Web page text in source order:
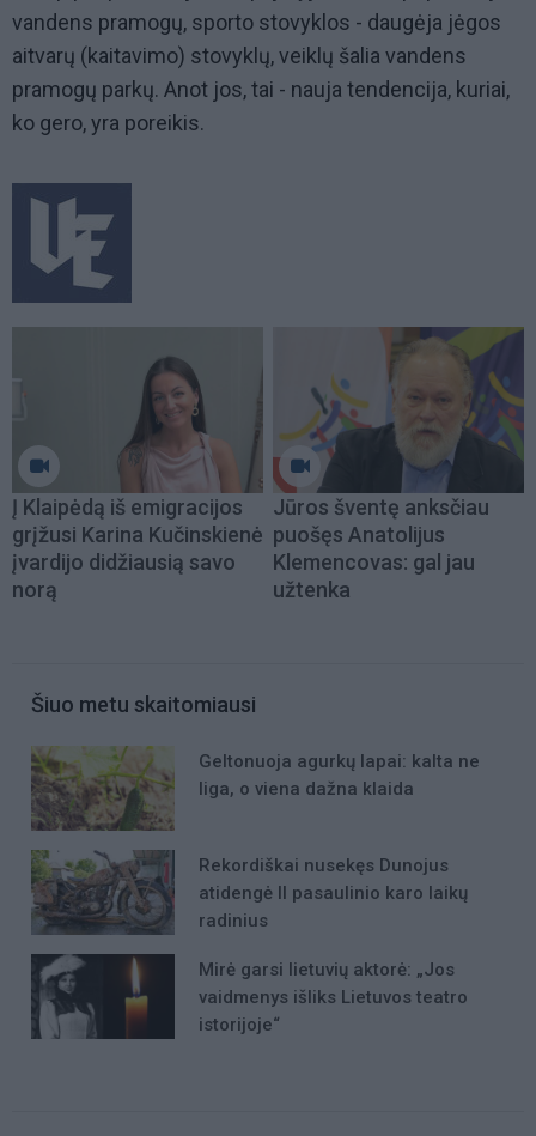
vandens pramogų, sporto stovyklos - daugėja jėgos
aitvarų (kaitavimo) stovyklų, veiklų šalia vandens
pramogų parkų. Anot jos, tai - nauja tendencija, kuriai,
ko gero, yra poreikis.
Į Klaipėdą iš emigracijos
grįžusi Karina Kučinskienė
įvardijo didžiausią savo
norą
Jūros šventę anksčiau
puošęs Anatolijus
Klemencovas: gal jau
užtenka
Šiuo metu skaitomiausi
Geltonuoja agurkų lapai: kalta ne
liga, o viena dažna klaida
Rekordiškai nusekęs Dunojus
atidengė II pasaulinio karo laikų
radinius
Mirė garsi lietuvių aktorė: „Jos
vaidmenys išliks Lietuvos teatro
istorijoje“